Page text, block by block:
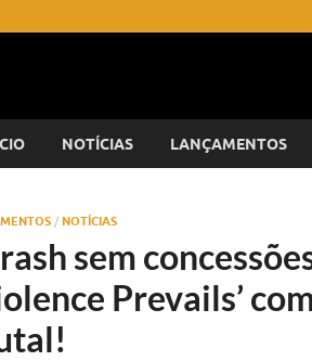
NOTÍCIAS LANÇAMENTOS
/ NOTÍCIAS
sem
Prevails’